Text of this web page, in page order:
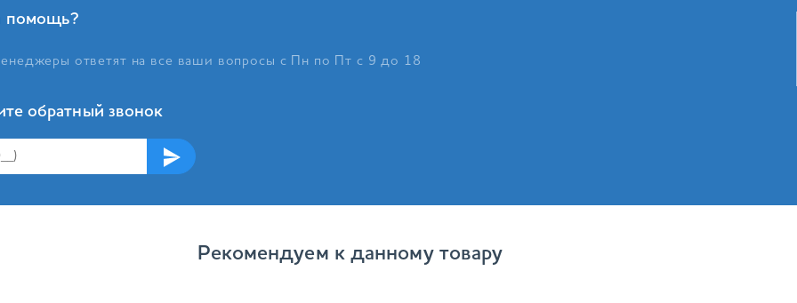
помощь?
ответят на все ваши вопросы с Пн по Пт с 9 до 18
обратный звонок
Рекомендуем к данному товару